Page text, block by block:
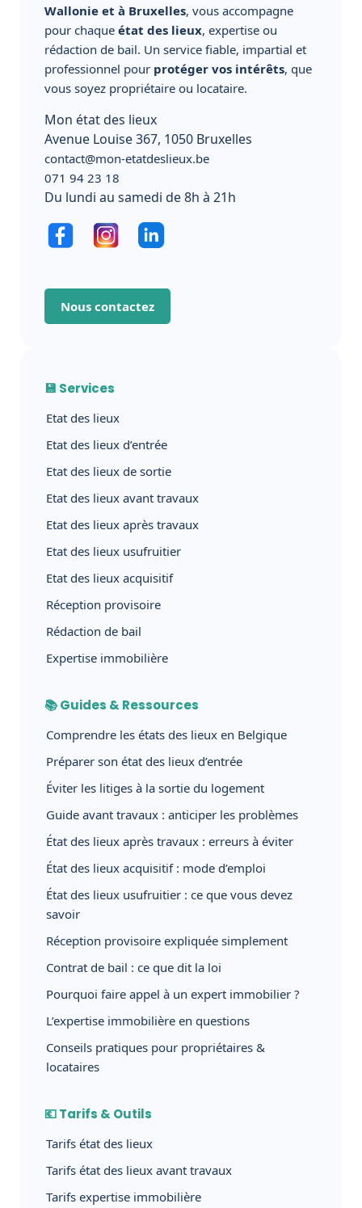
Wallonie et à Bruxelles, vous accompagne
pour chaque état des lieux, expertise ou
rédaction de bail. Un service fiable, impartial et
professionnel pour protéger vos intérêts, que
vous soyez propriétaire ou locataire.
Mon état des lieux
Avenue Louise 367, 1050 Bruxelles
contact@mon-etatdeslieux.be
071 94 23 18
Du lundi au samedi de 8h à 21h
Nous contactez
💾 Services
Etat des lieux
Etat des lieux d’entrée
Etat des lieux de sortie
Etat des lieux avant travaux
Etat des lieux après travaux
Etat des lieux usufruitier
Etat des lieux acquisitif
Réception provisoire
Rédaction de bail
Expertise immobilière
📚 Guides & Ressources
Comprendre les états des lieux en Belgique
Préparer son état des lieux d’entrée
Éviter les litiges à la sortie du logement
Guide avant travaux : anticiper les problèmes
État des lieux après travaux : erreurs à éviter
État des lieux acquisitif : mode d’emploi
État des lieux usufruitier : ce que vous devez
savoir
Réception provisoire expliquée simplement
Contrat de bail : ce que dit la loi
Pourquoi faire appel à un expert immobilier ?
L’expertise immobilière en questions
Conseils pratiques pour propriétaires &
locataires
💶 Tarifs & Outils
Tarifs état des lieux
Tarifs état des lieux avant travaux
Tarifs expertise immobilière